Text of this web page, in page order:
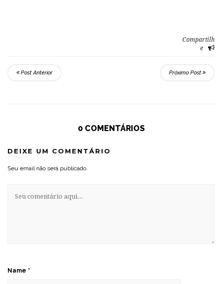
Compartilh
e
Post Anterior Próximo Post
0 COMENTÁRIOS
DEIXE UM COMENTÁRIO
Seu email não será publicado.
Name *